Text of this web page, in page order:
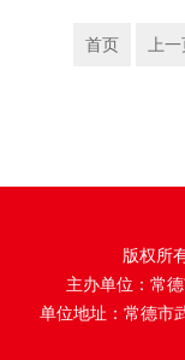
首页 上
版权所
主办单位：常
单位地址：常德市